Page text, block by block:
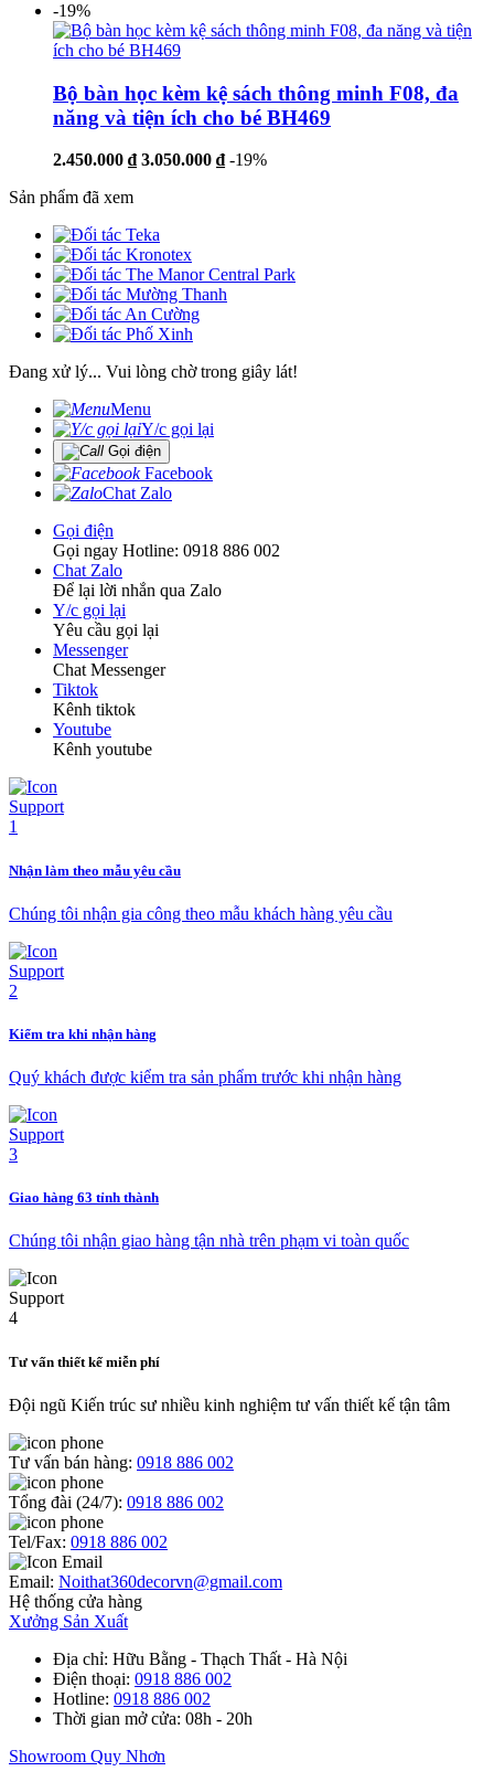
-19%
Bộ bàn học kèm kệ sách thông minh F08, đa
năng và tiện ích cho bé BH469
2.450.000 ₫ 3.050.000 ₫ -19%
Sản phẩm đã xem
Đang xử lý... Vui lòng chờ trong giây lát!
Menu
Y/c gọi lại
Gọi điện
Facebook
Chat Zalo
Gọi điện
Gọi ngay Hotline: 0918 886 002
Chat Zalo
Để lại lời nhắn qua Zalo
Y/c gọi lại
Yêu cầu gọi lại
Messenger
Chat Messenger
Tiktok
Kênh tiktok
Youtube
Kênh youtube
Nhận làm theo mẫu yêu cầu
Chúng tôi nhận gia công theo mẫu khách hàng yêu cầu
Kiểm tra khi nhận hàng
Quý khách được kiểm tra sản phẩm trước khi nhận hàng
Giao hàng 63 tỉnh thành
Chúng tôi nhận giao hàng tận nhà trên phạm vi toàn quốc
Tư vấn thiết kế miễn phí
Đội ngũ Kiến trúc sư nhiều kinh nghiệm tư vấn thiết kế tận tâm
Tư vấn bán hàng: 0918 886 002
Tổng đài (24/7): 0918 886 002
Tel/Fax: 0918 886 002
Email: Noithat360decorvn@gmail.com
Hệ thống cửa hàng
Xưởng Sản Xuất
Địa chỉ: Hữu Bằng - Thạch Thất - Hà Nội
Điện thoại: 0918 886 002
Hotline: 0918 886 002
Thời gian mở cửa: 08h - 20h
Showroom Quy Nhơn